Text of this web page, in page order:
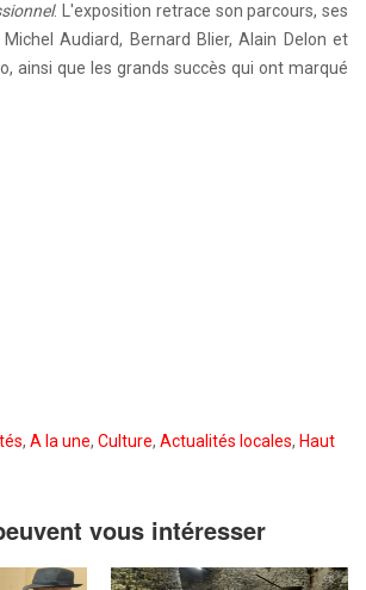
. L'exposition retrace son parcours, ses
Audiard, Bernard Blier, Alain Delon et
ainsi que les grands succès qui ont marqué
, A la une, Culture, Actualités locales, Haut
vous intéresser